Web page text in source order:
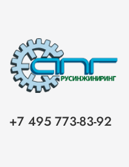
+7 495 773-83-92